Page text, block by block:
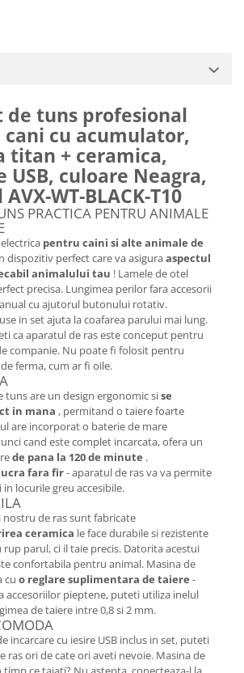
de tuns profesional
cu acumulator,
titan + ceramica,
USB, culoare Neagra,
WT-BLACK-T10
PRACTICA PENTRU ANIMALE
pentru caini si alte animale de
dispozitiv perfect care va asiguraaspectul
animalului tau ! Lamele de otel
precisa. Lungimea perilor fara accesorii
cu ajutorul butonului rotativ.
in set ajuta la coafarea parului mai lung.
ca aparatul de ras este conceput pentru
companie. Nu poate fi folosit pentru
ferma, cum ar fi oile.
tuns are un design ergonomic sise
in mana , permitand o taiere foarte
are incorporat o baterie de mare
cand este complet incarcata, ofera un
de pana la 120 de minute .
fara fir- aparatul de ras va va permite
locurile greu accesibile.
nostru de ras sunt fabricate
ceramica le face durabile si rezistente
rup parul, ci il taie precis. Datorita acestui
confortabila pentru animal. Masina de
cu o reglare suplimentara de taiere -
accesoriilor pieptene, puteti utiliza inelul
de taiere intre 0,8 si 2 mm.
incarcare cu iesire USB inclus in set, puteti
ras ori de cate ori aveti nevoie. Masina de